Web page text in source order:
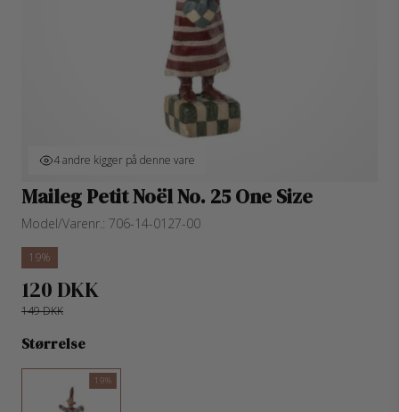
4 andre kigger på denne vare
Maileg Petit Noël No. 25 One Size
Model/Varenr.: 706-14-0127-00
19%
120 DKK
149 DKK
Størrelse
19%